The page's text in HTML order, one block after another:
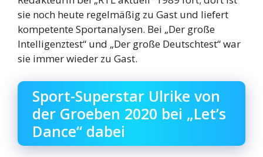
sie noch heute regelmäßig zu Gast und liefert
kompetente Sportanalysen. Bei „Der große
Intelligenztest“ und „Der große Deutschtest“ war
sie immer wieder zu Gast.
Sport-Superstar Ulrike von
der Groeben 2020 bei „Let’s
Dance“ dabei